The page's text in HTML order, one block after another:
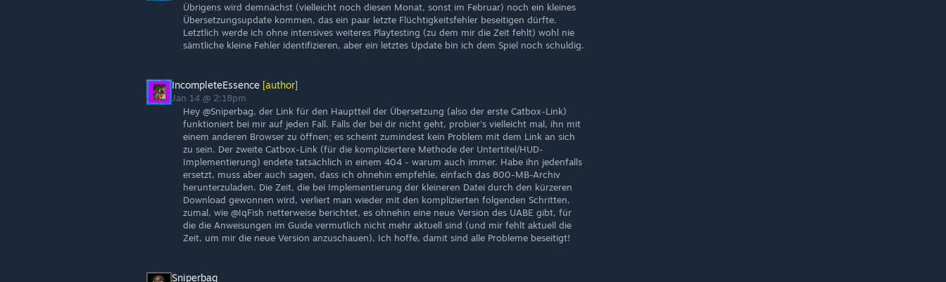
Übrigens wird demnächst (vielleicht noch diesen Monat, sonst im Februar) noch ein kleines
Übersetzungsupdate kommen, das ein paar letzte Flüchtigkeitsfehler beseitigen dürfte.
Letztlich werde ich ohne intensives weiteres Playtesting (zu dem mir die Zeit fehlt) wohl nie
sämtliche kleine Fehler identifizieren, aber ein letztes Update bin ich dem Spiel noch schuldig.
IncompleteEssence [author]
Jan 14 @ 2:18pm
Hey @Sniperbag, der Link für den Hauptteil der Übersetzung (also der erste Catbox-Link)
funktioniert bei mir auf jeden Fall. Falls der bei dir nicht geht, probier's vielleicht mal, ihn mit
einem anderen Browser zu öffnen; es scheint zumindest kein Problem mit dem Link an sich
zu sein. Der zweite Catbox-Link (für die kompliziertere Methode der Untertitel/HUD-
Implementierung) endete tatsächlich in einem 404 - warum auch immer. Habe ihn jedenfalls
ersetzt, muss aber auch sagen, dass ich ohnehin empfehle, einfach das 800-MB-Archiv
herunterzuladen. Die Zeit, die bei Implementierung der kleineren Datei durch den kürzeren
Download gewonnen wird, verliert man wieder mit den komplizierten folgenden Schritten,
zumal, wie @IqFish netterweise berichtet, es ohnehin eine neue Version des UABE gibt, für
die die Anweisungen im Guide vermutlich nicht mehr aktuell sind (und mir fehlt aktuell die
Zeit, um mir die neue Version anzuschauen). Ich hoffe, damit sind alle Probleme beseitigt!
Sniperbag